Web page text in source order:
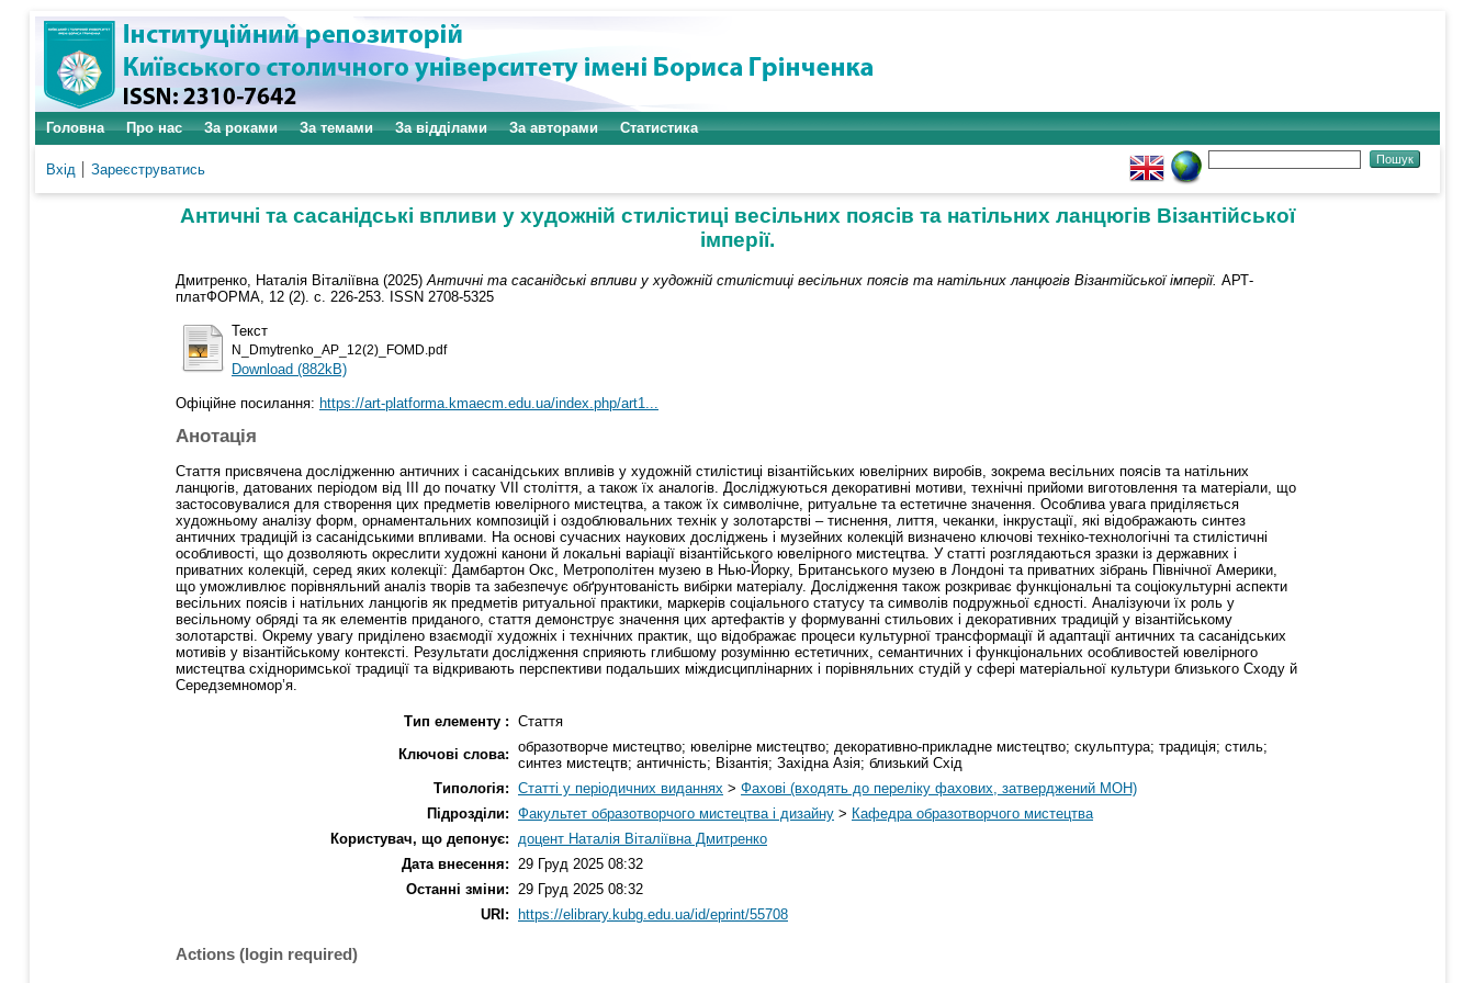
Головна Про нас За роками За темами За відділами За авторами Статистика
Вхід Зареєструватись
Античні та сасанідські впливи у художній стилістиці весільних поясів та натільних ланцюгів Візантійської
імперії.
Дмитренко, Наталія Віталіївна (2025) Античні та сасанідські впливи у художній стилістиці весільних поясів та натільних ланцюгів Візантійської імперії. АРТ-
платФОРМА, 12 (2). с. 226-253. ISSN 2708-5325
Текст
N_Dmytrenko_AP_12(2)_FOMD.pdf
Download (882kB)
Офіційне посилання: https://art-platforma.kmaecm.edu.ua/index.php/art1...
Анотація
Стаття присвячена дослідженню античних і сасанідських впливів у художній стилістиці візантійських ювелірних виробів, зокрема весільних поясів та натільних
ланцюгів, датованих періодом від ІІІ до початку VII століття, а також їх аналогів. Досліджуються декоративні мотиви, технічні прийоми виготовлення та матеріали, що
застосовувалися для створення цих предметів ювелірного мистецтва, а також їх символічне, ритуальне та естетичне значення. Особлива увага приділяється
художньому аналізу форм, орнаментальних композицій і оздоблювальних технік у золотарстві – тиснення, лиття, чеканки, інкрустації, які відображають синтез
античних традицій із сасанідськими впливами. На основі сучасних наукових досліджень і музейних колекцій визначено ключові техніко-технологічні та стилістичні
особливості, що дозволяють окреслити художні канони й локальні варіації візантійського ювелірного мистецтва. У статті розглядаються зразки із державних і
приватних колекцій, серед яких колекції: Дамбартон Окс, Метрополітен музею в Нью-Йорку, Британського музею в Лондоні та приватних зібрань Північної Америки,
що уможливлює порівняльний аналіз творів та забезпечує обґрунтованість вибірки матеріалу. Дослідження також розкриває функціональні та соціокультурні аспекти
весільних поясів і натільних ланцюгів як предметів ритуальної практики, маркерів соціального статусу та символів подружньої єдності. Аналізуючи їх роль у
весільному обряді та як елементів приданого, стаття демонструє значення цих артефактів у формуванні стильових і декоративних традицій у візантійському
золотарстві. Окрему увагу приділено взаємодії художніх і технічних практик, що відображає процеси культурної трансформації й адаптації античних та сасанідських
мотивів у візантійському контексті. Результати дослідження сприяють глибшому розумінню естетичних, семантичних і функціональних особливостей ювелірного
мистецтва східноримської традиції та відкривають перспективи подальших міждисциплінарних і порівняльних студій у сфері матеріальної культури близького Сходу й
Середземномор’я.
Тип елементу : Стаття
Ключові слова: образотворче мистецтво; ювелірне мистецтво; декоративно-прикладне мистецтво; скульптура; традиція; стиль;
синтез мистецтв; античність; Візантія; Західна Азія; близький Схід
Типологія: Статті у періодичних виданнях > Фахові (входять до переліку фахових, затверджений МОН)
Підрозділи: Факультет образотворчого мистецтва і дизайну > Кафедра образотворчого мистецтва
Користувач, що депонує:
доцент Наталія Віталіївна Дмитренко
Дата внесення:
29 Груд 2025 08:32
Останні зміни:
29 Груд 2025 08:32
URI:
https://elibrary.kubg.edu.ua/id/eprint/55708
Actions (login required)